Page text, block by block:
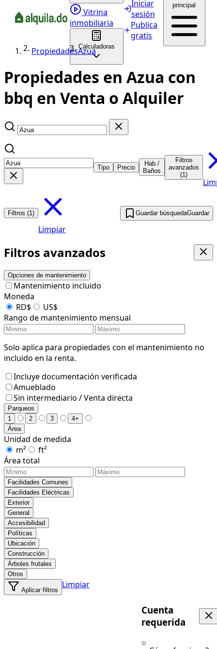
Vitrina
inmobiliaria
Calculadoras
Iniciar
sesión
Publica
gratis
principal
PropiedadesAzua
Propiedades en Azua con
bbq en Venta o Alquiler
Tipo Precio
Hab /
Baños
Filtros
avanzados
(1)
Filtros (1)
Limpiar
Guardar búsquedaGuardar
Filtros avanzados
Opciones de mantenimiento
Mantenimiento incluido
Moneda
RD$
US$
Rango de mantenimiento mensual
Solo aplica para propiedades con el mantenimiento no
incluido en la renta.
Incluye documentación verificada
Amueblado
Sin intermediario / Venta directa
Parqueos
1
2 3
4+
Área
Unidad de medida
m²
ft²
Área total
Facilidades Comunes
Facilidades Eléctricas
Exterior
General
Accesibilidad
Políticas
Ubicación
Construcción
Árboles frutales
Otros
Aplicar filtros
Limpiar
Cuenta
requerida